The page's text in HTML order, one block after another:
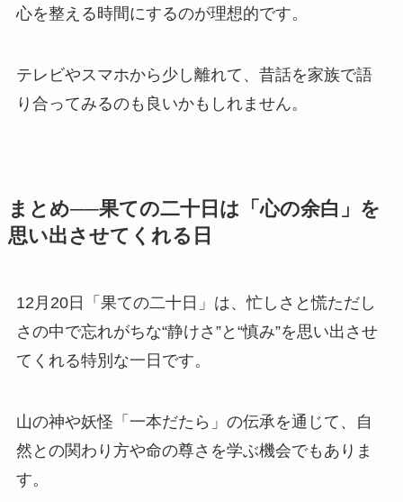
心を整える時間にするのが理想的です。
テレビやスマホから少し離れて、昔話を家族で語
り合ってみるのも良いかもしれません。
まとめ──果ての二十日は「心の余白」を
思い出させてくれる日
12月20日「果ての二十日」は、忙しさと慌ただし
さの中で忘れがちな“静けさ”と“慎み”を思い出させ
てくれる特別な一日です。
山の神や妖怪「一本だたら」の伝承を通じて、自
然との関わり方や命の尊さを学ぶ機会でもありま
す。